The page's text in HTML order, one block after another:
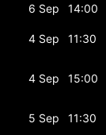
6 Sep
14:00
4 Sep 11:30
4 Sep 15:00
5 Sep 11:30